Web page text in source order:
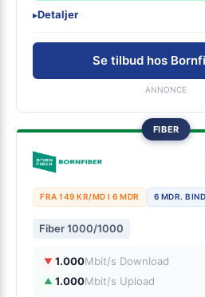
▸Detaljer
En fremtidssikret forbindelse
Se tilbud hos
ANNONCE
FIBER
FRA 149 KR/MD I 6 MDR 6 MDR.
Fiber 1000/1000
▼ 1.000Mbit/s Download
▲ 1.000Mbit/s Upload